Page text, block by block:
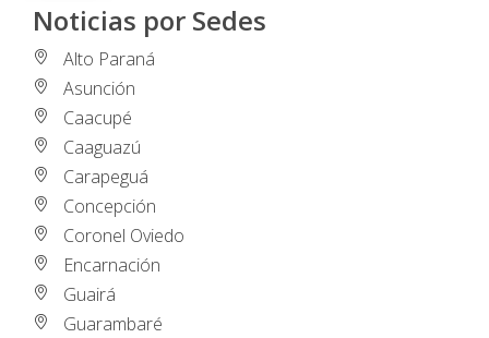
Noticias por Sedes
Alto Paraná
Asunción
Caacupé
Caaguazú
Carapeguá
Concepción
Coronel Oviedo
Encarnación
Guairá
Guarambaré